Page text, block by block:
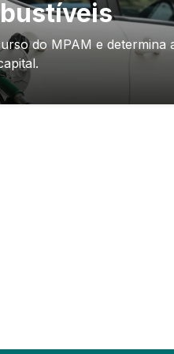
do MPAM e determina